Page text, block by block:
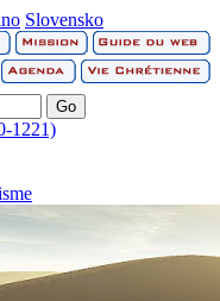
Slovensko
1221)